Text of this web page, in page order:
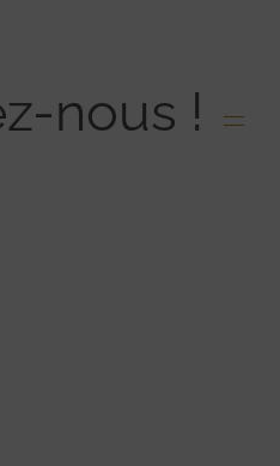
nous !